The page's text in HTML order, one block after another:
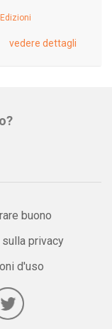
vedere dettagli
buono
privacy
d'uso